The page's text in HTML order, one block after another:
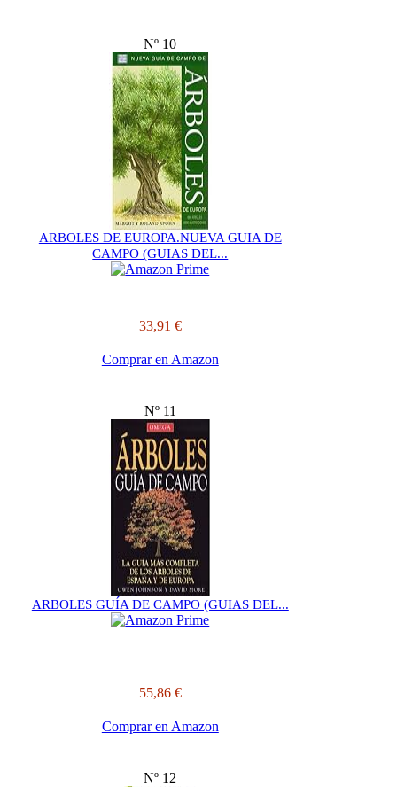
Nº 10
ARBOLES DE EUROPA.NUEVA GUIA DE
CAMPO (GUIAS DEL...
33,91 €
Comprar en Amazon
Nº 11
ARBOLES GUÍA DE CAMPO (GUIAS DEL...
55,86 €
Comprar en Amazon
Nº 12